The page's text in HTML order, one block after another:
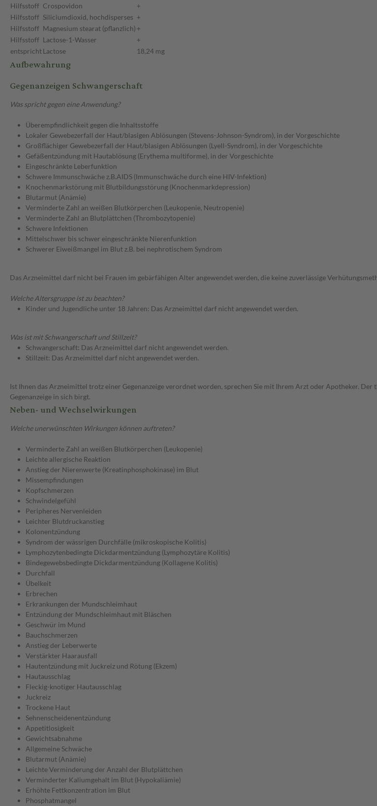
Hilfsstoff Crospovidon
+
Hilfsstoff Siliciumdioxid, hochdisperses +
Hilfsstoff Magnesium stearat (pflanzlich) +
Hilfsstoff Lactose-1-Wasser
+
entsprichtLactose 18,24 mg
Aufbewahrung
Gegenanzeigen Schwangerschaft
Was spricht gegen eine Anwendung?
Überempfindlichkeit gegen die Inhaltsstoffe
Lokaler Gewebezerfall der Haut/blasigen Ablösungen (Stevens-Johnson-Syndrom), in der Vorgeschichte
Großflächiger Gewebezerfall der Haut/blasigen Ablösungen (Lyell-Syndrom), in der Vorgeschichte
Gefäßentzündung mit Hautablösung (Erythema multiforme), in der Vorgeschichte
Eingeschränkte Leberfunktion
Schwere Immunschwäche z.B.AIDS (Immunschwäche durch eine HIV-Infektion)
Knochenmarkstörung mit Blutbildungsstörung (Knochenmarkdepression)
Blutarmut (Anämie)
Verminderte Zahl an weißen Blutkörperchen (Leukopenie, Neutropenie)
Verminderte Zahl an Blutplättchen (Thrombozytopenie)
Schwere Infektionen
Mittelschwer bis schwer eingeschränkte Nierenfunktion
Schwerer Eiweißmangel im Blut z.B. bei nephrotischem Syndrom
Das Arzneimittel darf nicht bei Frauen im gebärfähigen Alter angewendet werden, die keine zuverlässige
Welche Altersgruppe ist zu beachten?
Kinder und Jugendliche unter 18 Jahren: Das Arzneimittel darf nicht angewendet werden.
Was ist mit Schwangerschaft und Stillzeit?
Schwangerschaft: Das Arzneimittel darf nicht angewendet werden.
Stillzeit: Das Arzneimittel darf nicht angewendet werden.
Ist Ihnen das Arzneimittel trotz einer Gegenanzeige verordnet worden, sprechen Sie mit Ihrem Arzt oder Apotheker.
Gegenanzeige in sich birgt.
Neben- und Wechselwirkungen
Welche unerwünschten Wirkungen können auftreten?
Verminderte Zahl an weißen Blutkörperchen (Leukopenie)
Leichte allergische Reaktion
Anstieg der Nierenwerte (Kreatinphosphokinase) im Blut
Missempfindungen
Kopfschmerzen
Schwindelgefühl
Peripheres Nervenleiden
Leichter Blutdruckanstieg
Kolonentzündung
Syndrom der wässrigen Durchfälle (mikroskopische Kolitis)
Lymphozytenbedingte Dickdarmentzündung (Lymphozytäre Kolitis)
Bindegewebsbedingte Dickdarmentzündung (Kollagene Kolitis)
Durchfall
Übelkeit
Erbrechen
Erkrankungen der Mundschleimhaut
Entzündung der Mundschleimhaut mit Bläschen
Geschwür im Mund
Bauchschmerzen
Anstieg der Leberwerte
Verstärkter Haarausfall
Hautentzündung mit Juckreiz und Rötung (Ekzem)
Hautausschlag
Fleckig-knotiger Hautausschlag
Juckreiz
Trockene Haut
Sehnenscheidenentzündung
Appetitlosigkeit
Gewichtsabnahme
Allgemeine Schwäche
Blutarmut (Anämie)
Leichte Verminderung der Anzahl der Blutplättchen
Verminderter Kaliumgehalt im Blut (Hypokaliämie)
Erhöhte Fettkonzentration im Blut
Phosphatmangel